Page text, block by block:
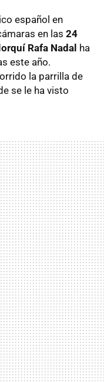
español en
en las 24
Rafa Nadal ha
este año.
la parrilla de
se le ha visto